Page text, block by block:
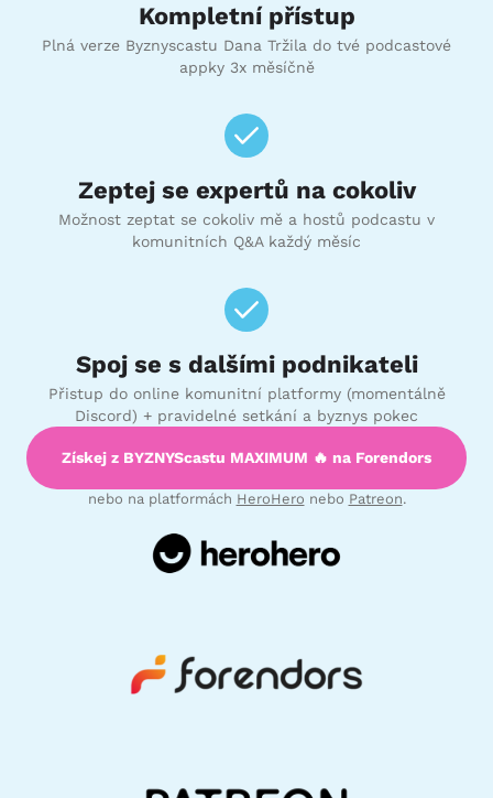
Kompletní přístup
Plná verze Byznyscastu Dana Tržila do tvé podcastové
appky 3x měsíčně
Zeptej se expertů na cokoliv
Možnost zeptat se cokoliv mě a hostů podcastu v
komunitních Q&A každý měsíc
Spoj se s dalšími podnikateli
Přistup do online komunitní platformy (momentálně
Discord) + pravidelné setkání a byznys pokec
Získej z BYZNYScastu MAXIMUM 🔥 na Forendors
nebo na platformách HeroHero nebo Patreon.